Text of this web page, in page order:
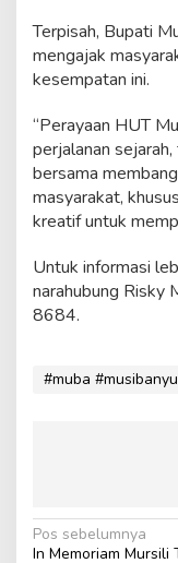
Terpisah, Bupati
mengajak
kesempatan ini.
“Perayaan HUT
perjalanan
bersama
masyarakat,
kreatif untuk
Untuk informasi
narahubung
8684.
#muba
N
Pos sebelumnya
In Memoriam Mursili